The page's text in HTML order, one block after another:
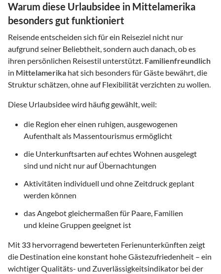
Warum diese Urlaubsidee in Mittelamerika
besonders gut funktioniert
Reisende entscheiden sich für ein Reiseziel nicht nur
aufgrund seiner Beliebtheit, sondern auch danach, ob es
ihren persönlichen Reisestil unterstützt. Familienfreundlich
in Mittelamerika hat sich besonders für Gäste bewährt, die
Struktur schätzen, ohne auf Flexibilität verzichten zu wollen.
Diese Urlaubsidee wird häufig gewählt, weil:
die Region eher einen ruhigen, ausgewogenen
Aufenthalt als Massentourismus ermöglicht
die Unterkunftsarten auf echtes Wohnen ausgelegt
sind und nicht nur auf Übernachtungen
Aktivitäten individuell und ohne Zeitdruck geplant
werden können
das Angebot gleichermaßen für Paare, Familien
und kleine Gruppen geeignet ist
Mit 33 hervorragend bewerteten Ferienunterkünften zeigt
die Destination eine konstant hohe Gästezufriedenheit – ein
wichtiger Qualitäts- und Zuverlässigkeitsindikator bei der